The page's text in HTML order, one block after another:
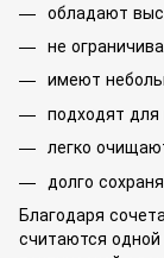
обладают
не
имеют
подходят для
легко
долго
Благодаря
считаются